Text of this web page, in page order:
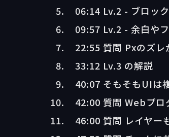
06:14 Lv.2 - ブロッ
09:57 Lv.2 - 余白や
22:55 質問 Pxのズレ
33:12 Lv.3 の解説
40:07 そもそもUIは
42:00 質問 Webプ
46:00 質問 レイヤー